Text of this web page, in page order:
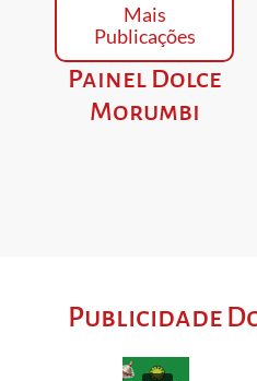
Mais
Publicações
Painel Dolce
Morumbi
Publicidade